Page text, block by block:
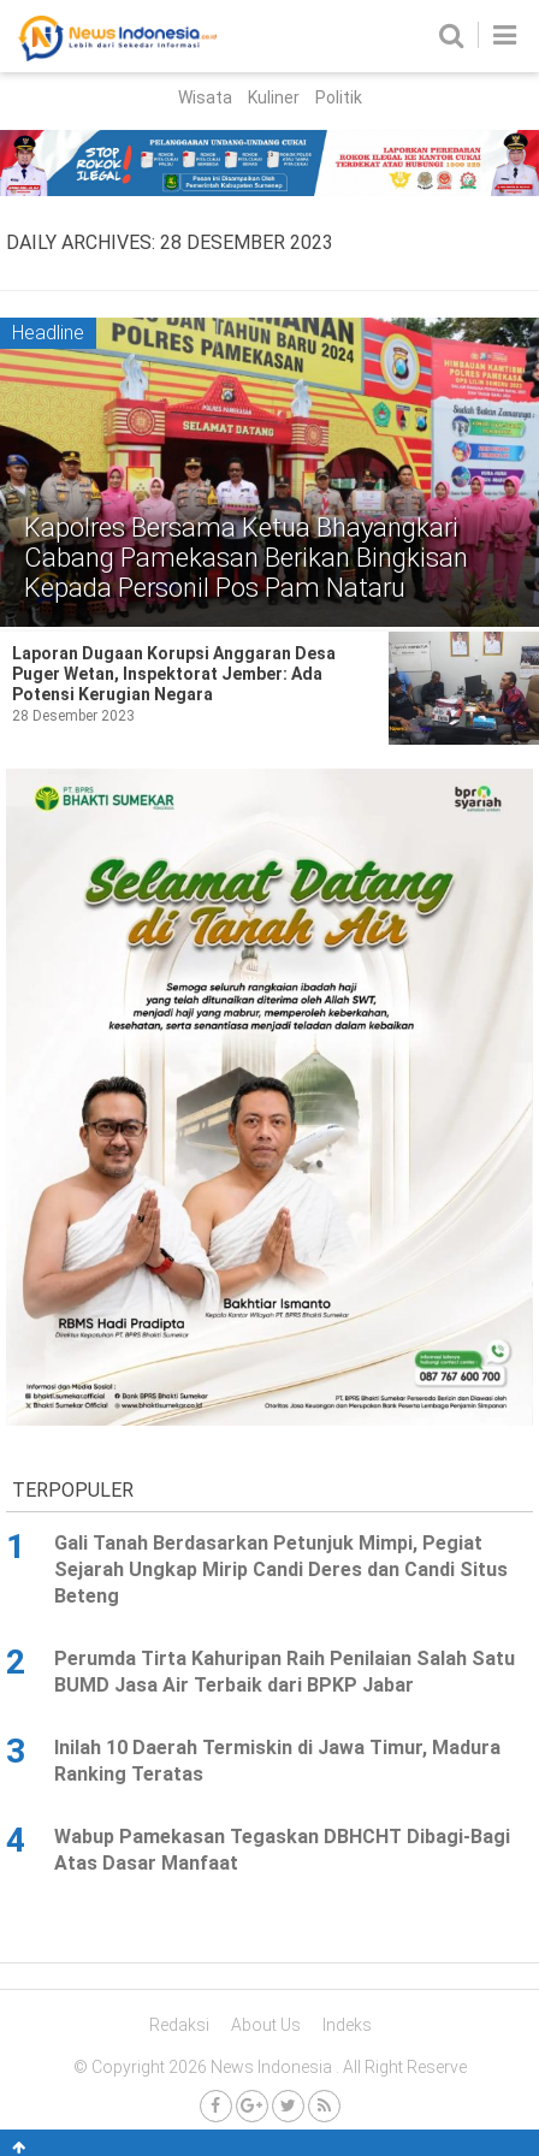
Parlemen
Nasional
Peristiwa
Hukum Kriminal
Korupsi
Politik
Gaya Hidup
Kesehatan Kuliner
Otomotif
Ilmiah
Budaya
Ekonomi
Indeks
2026
News
Indonesia
Right
Reserve
Wisata Kuliner Politik
DAILY ARCHIVES: 28 DESEMBER 2023
Headline
Kapolres Bersama Ketua Bhayangkari
Cabang Pamekasan Berikan Bingkisan
Kepada Personil Pos Pam Nataru
Laporan Dugaan Korupsi Anggaran Desa
Puger Wetan, Inspektorat Jember: Ada
Potensi Kerugian Negara
28 Desember 2023
TERPOPULER
1
Gali Tanah Berdasarkan Petunjuk Mimpi, Pegiat
Sejarah Ungkap Mirip Candi Deres dan Candi Situs
Beteng
2
Perumda Tirta Kahuripan Raih Penilaian Salah Satu
BUMD Jasa Air Terbaik dari BPKP Jabar
3
Inilah 10 Daerah Termiskin di Jawa Timur, Madura
Ranking Teratas
4
Wabup Pamekasan Tegaskan DBHCHT Dibagi-Bagi
Atas Dasar Manfaat
Redaksi About Us Indeks
© Copyright 2026 News Indonesia . All Right Reserve